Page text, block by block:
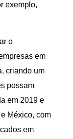
exemplo,
o
em
criando um
possam
em 2019 e
México, com
em